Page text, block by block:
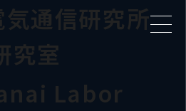
通信研究所
究室
Labor